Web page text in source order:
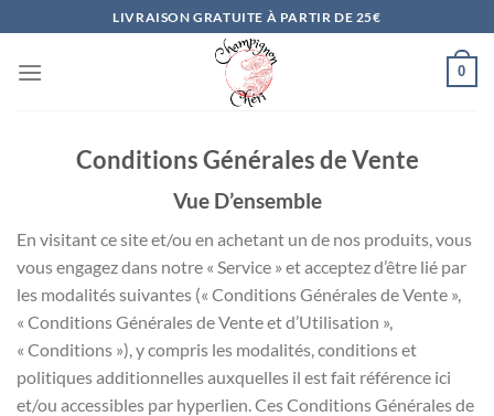
au
contenu
LIVRAISON GRATUITE À PARTIR DE 25€
0
Conditions Générales de Vente
Vue D’ensemble
En visitant ce site et/ou en achetant un de nos produits, vous
vous engagez dans notre « Service » et acceptez d’être lié par
les modalités suivantes (« Conditions Générales de Vente »,
« Conditions Générales de Vente et d’Utilisation »,
« Conditions »), y compris les modalités, conditions et
politiques additionnelles auxquelles il est fait référence ici
et/ou accessibles par hyperlien. Ces Conditions Générales de